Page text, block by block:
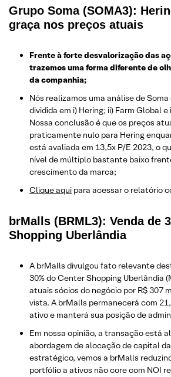
Grupo Soma (SOMA3):
graça nos preços atuais
Frente à forte desvalorização das
trazemos uma forma diferente de
da companhia;
Nós realizamos uma análise de Soma
dividida em i) Hering; ii) Farm Global e
Nossa conclusão é que os preços
praticamente nulo para Hering
está avaliada em 13,5x P/E 2023, o
nível de múltiplo bastante baixo
crescimento da marca;
Clique aqui para acessar o relatório
brMalls (BRML3): Venda de
Shopping Uberlândia
A brMalls divulgou fato relevante
30% do Center Shopping Uberlândia
atuais sócios do negócio por R$ 307
vista. A brMalls permanecerá com
ativo e manterá sua posição de
Em nossa opinião, a transação está
abordagem de alocação de capital
estratégico, vemos a brMalls
portfólio a ativos não core com NOI